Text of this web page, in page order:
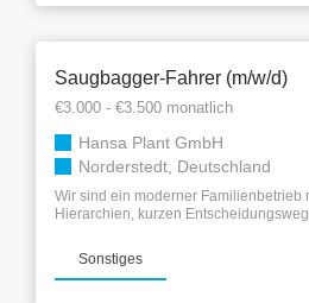
zudem: Kenntnisse aus der Abfall-
bereits Container befördert haben Wir
leistungsgerechte und pünktliche
Urlaubsgeld ein gutes Betriebsklima,
offenen Ohren moderne Fahrzeuge
Saugbagger-Fahrer (m/w/d)
€3.000 - €3.500 monatlich
Hansa Plant GmbH
Norderstedt, Deutschland
Wir sind ein moderner Familienbetrieb
Hierarchien, kurzen
top gepflegten Fuhrpark bieten wir
und saubere Arbeit – und unseren
sicheren, fairen und modernen
Sonstiges